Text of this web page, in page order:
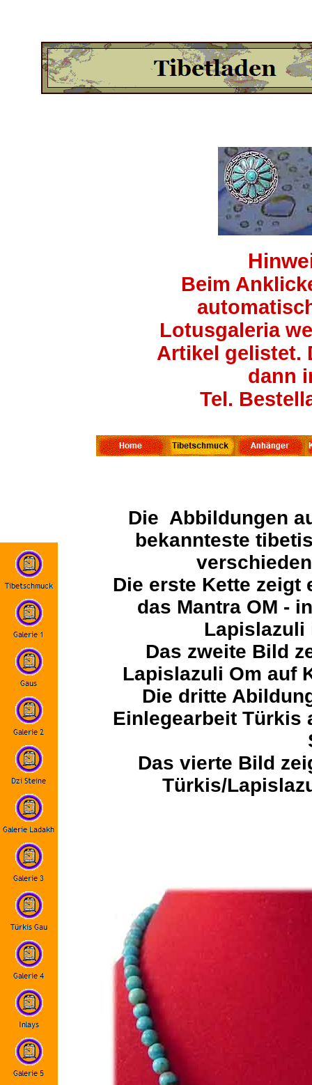
Beim
Lotusgaleria
Artikel gelistet.
dann
Tel.
Die Abbildungen
bekannteste
Die erste Kette zeigt
das Mantra OM -
Lapislazuli
Das zweite Bild
Lapislazuli Om auf
Die dritte
Einlegearbeit Türkis
Das vierte Bild
Türkis/